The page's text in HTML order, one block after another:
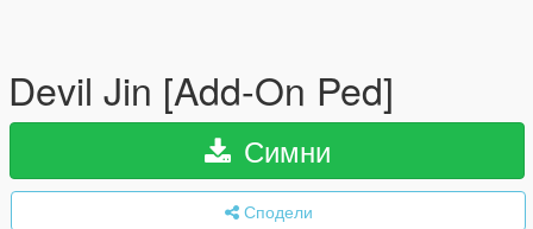
Devil Jin [Add-On Ped]
Симни
Сподели